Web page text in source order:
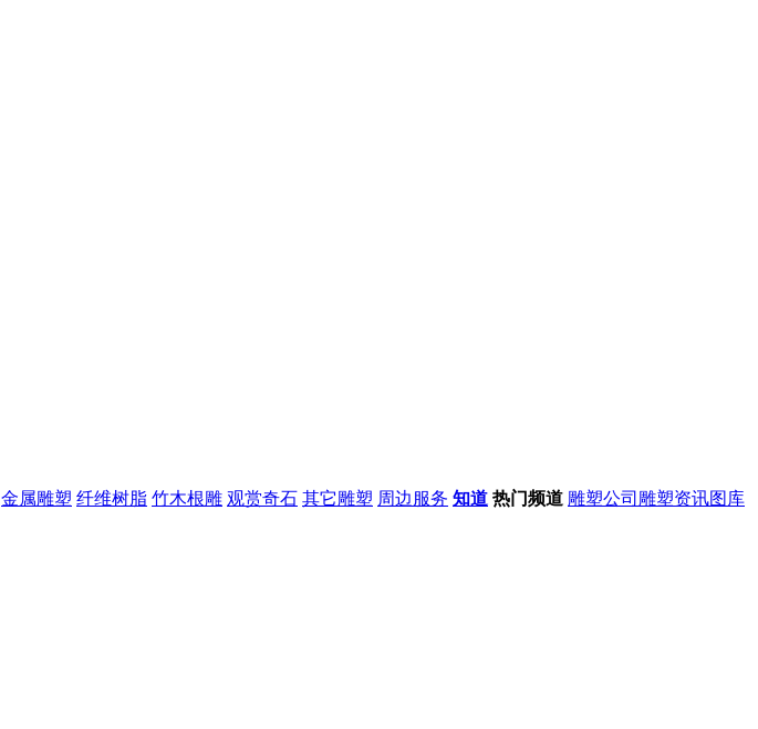
金属雕塑 纤维树脂 竹木根雕 观赏奇石 其它雕塑 周边服务 知道 热门频道 雕塑公司 雕塑资讯图库